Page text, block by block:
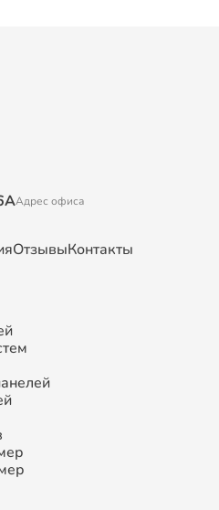
Адрес офиса
ОтзывыКонтакты